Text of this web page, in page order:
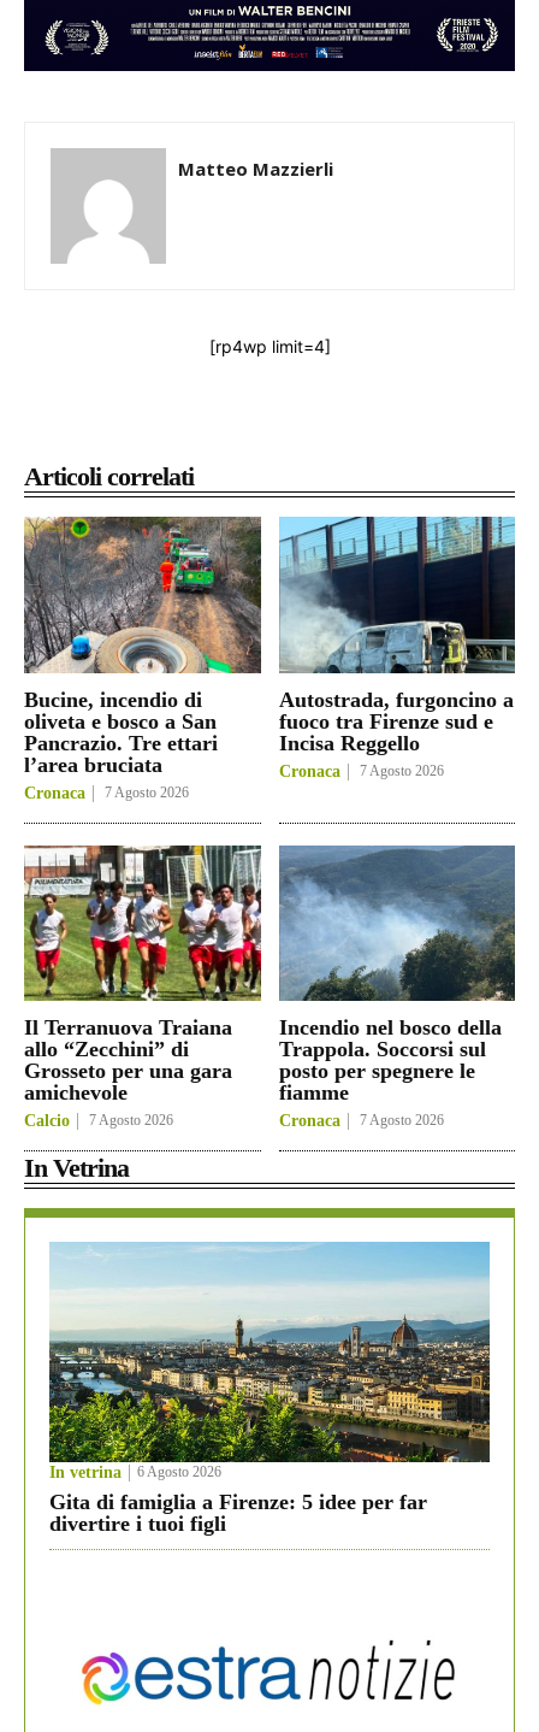
Articoli correlati
Bucine, incendio di
oliveta e bosco a San
Pancrazio. Tre ettari
l’area bruciata
Cronaca 7 Agosto 2026
Autostrada, furgoncino a
fuoco tra Firenze sud e
Incisa Reggello
Cronaca 7 Agosto 2026
Il Terranuova Traiana
allo “Zecchini” di
Grosseto per una gara
amichevole
Calcio 7 Agosto 2026
Incendio nel bosco della
Trappola. Soccorsi sul
posto per spegnere le
fiamme
Cronaca 7 Agosto 2026
In Vetrina
In vetrina 6 Agosto 2026
Gita di famiglia a Firenze: 5 idee per far
divertire i tuoi figli
Matteo Mazzierli
[rp4wp limit=4]